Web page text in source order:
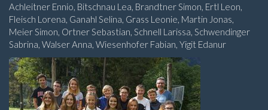
Achleitner Ennio, Bitschnau Lea, Brandtner Simon, Ertl Leon,
Fleisch Lorena, Ganahl Selina, Grass Leonie, Martin Jonas,
Meier Simon, Ortner Sebastian, Schnell Larissa, Schwendinger
Sabrina, Walser Anna, Wiesenhofer Fabian, Yigit Edanur